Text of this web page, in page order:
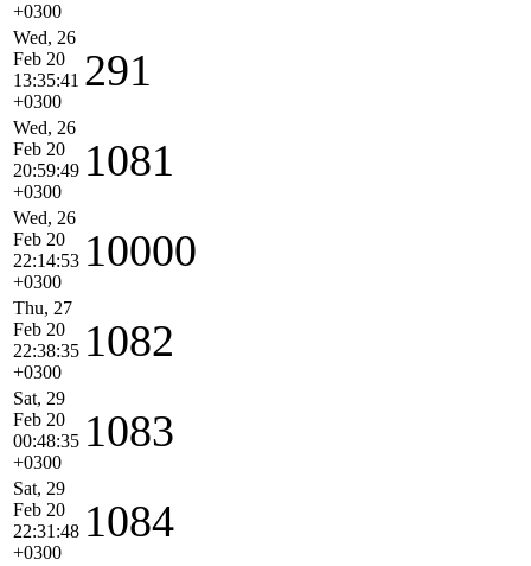
+0300
Wed, 26
Feb 20
13:35:41
+0300
291
Wed, 26
Feb 20
20:59:49
+0300
1081
Wed, 26
Feb 20
22:14:53
+0300
10000
Thu, 27
Feb 20
22:38:35
+0300
1082
Sat, 29
Feb 20
00:48:35
+0300
1083
Sat, 29
Feb 20
22:31:48
+0300
1084